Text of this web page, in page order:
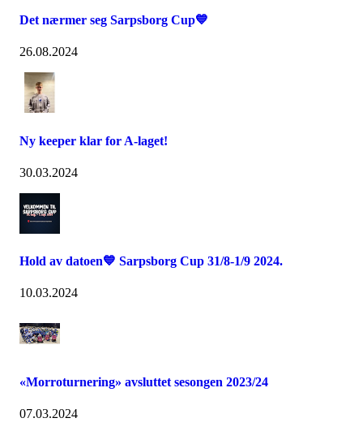
Det nærmer seg Sarpsborg Cup💙
26.08.2024
Ny keeper klar for A-laget!
30.03.2024
Hold av datoen💙 Sarpsborg Cup 31/8-1/9 2024.
10.03.2024
«Morroturnering» avsluttet sesongen 2023/24
07.03.2024